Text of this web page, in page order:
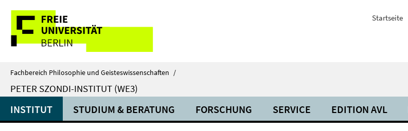
direkt
Inhalt
Service-
Navigation
Startseite
Fachbereich Philosophie und Geisteswissenschaften /
PETER SZONDI-INSTITUT (WE3)
INSTITUT STUDIUM & BERATUNG FORSCHUNG SERVICE EDITION AVL